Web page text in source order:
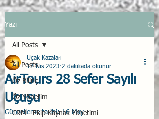
Yazı
All Posts
Öz Bilinç
Öz Yönetim
CRM - Ekip Kaynak Yönetimi
All Posts
AirTours 28 Sefer Sayılı
Uçuşu
Uçak Kazaları
12 Nis 2023 2 dakikada okunur
Güncelleme tarihi:16 May